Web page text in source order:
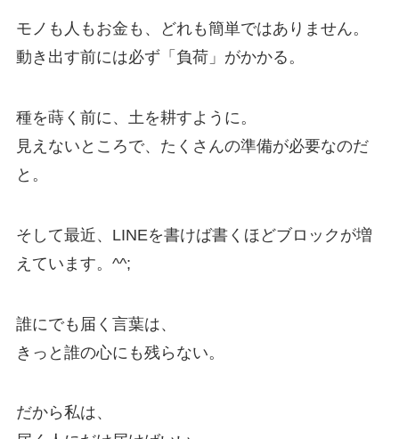
モノも人もお金も、どれも簡単ではありません。
動き出す前には必ず「負荷」がかかる。
種を蒔く前に、土を耕すように。
見えないところで、たくさんの準備が必要なのだ
と。
そして最近、LINEを書けば書くほどブロックが増
えています。^^;
誰にでも届く言葉は、
きっと誰の心にも残らない。
だから私は、